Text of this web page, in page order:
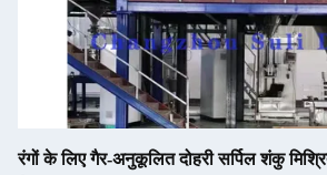
रंगों के लिए गैर-अनुकूलित दोहरी सर्पिल शंकु